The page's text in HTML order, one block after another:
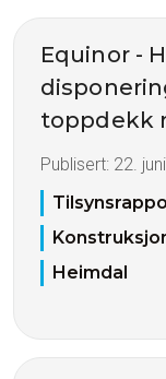
Equinor -
toppdekk
Publisert: 22.
Heimdal